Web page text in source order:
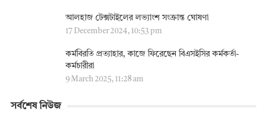
আলহাজ টেক্সটাইলের লভ্যাংশ সংক্রান্ত ঘোষণা
17 December 2024, 10:53 pm
কর্মবিরতি প্রত্যাহার, কাজে ফিরেছেন বিএসইসির কর্মকর্তা-
কর্মচারীরা
9 March 2025, 11:28 am
সর্বশেষ নিউজ